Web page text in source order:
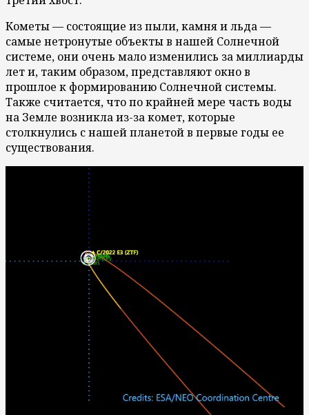
Кометы — состоящие из пыли, камня и льда —
самые нетронутые объекты в нашей Солнечной
системе, они очень мало изменились за миллиарды
лет и, таким образом, представляют окно в
прошлое к формированию Солнечной системы.
Также считается, что по крайней мере часть воды
на Земле возникла из-за комет, которые
столкнулись с нашей планетой в первые годы ее
существования.